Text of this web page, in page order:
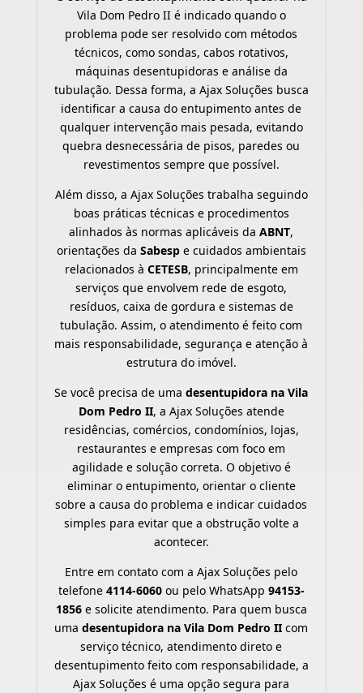
Vila Dom Pedro II é indicado quando o
problema pode ser resolvido com métodos
técnicos, como sondas, cabos rotativos,
máquinas desentupidoras e análise da
tubulação. Dessa forma, a Ajax Soluções busca
identificar a causa do entupimento antes de
qualquer intervenção mais pesada, evitando
quebra desnecessária de pisos, paredes ou
revestimentos sempre que possível.
Além disso, a Ajax Soluções trabalha seguindo
boas práticas técnicas e procedimentos
alinhados às normas aplicáveis daABNT,
orientações da Sabespe cuidados ambientais
relacionados à CETESB, principalmente em
serviços que envolvem rede de esgoto,
resíduos, caixa de gordura e sistemas de
tubulação. Assim, o atendimento é feito com
mais responsabilidade, segurança e atenção à
estrutura do imóvel.
Se você precisa de umadesentupidora na Vila
Dom Pedro II, a Ajax Soluções atende
residências, comércios, condomínios, lojas,
restaurantes e empresas com foco em
agilidade e solução correta. O objetivo é
eliminar o entupimento, orientar o cliente
sobre a causa do problema e indicar cuidados
simples para evitar que a obstrução volte a
acontecer.
Entre em contato com a Ajax Soluções pelo
telefone 4114-6060ou pelo WhatsApp 94153-
1856e solicite atendimento. Para quem busca
umadesentupidora na Vila Dom Pedro II com
serviço técnico, atendimento direto e
desentupimento feito com responsabilidade, a
Ajax Soluções é uma opção segura para